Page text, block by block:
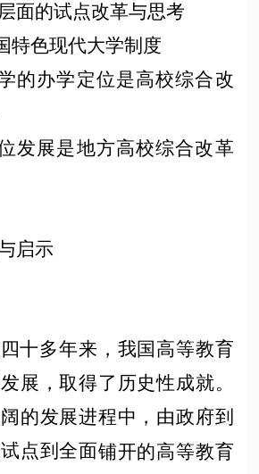
面的试点改革与思考
特色现代大学制度
的办学定位是高校综合改
发展是地方高校综合改革
启示
十多年来，我国高等教育
展，取得了历史性成就。
的发展进程中，由政府到
点到全面铺开的高等教育